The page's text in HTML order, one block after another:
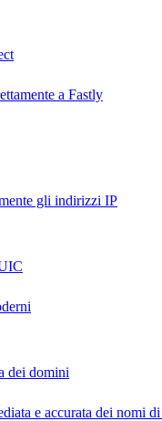
a Fastly
gli indirizzi IP
dei domini
e accurata dei nomi